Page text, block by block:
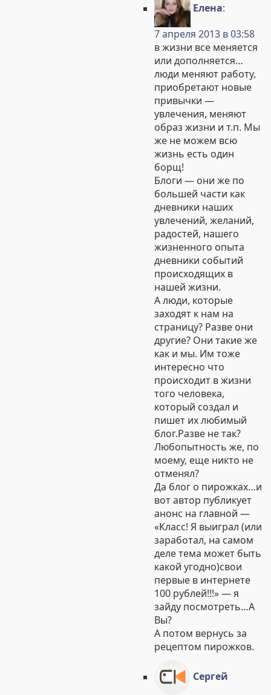
Елена:
7 апреля 2013 в 03:58
в жизни все меняется
или дополняется…
люди меняют работу,
приобретают новые
привычки —
увлечения, меняют
образ жизни и т.п. Мы
же не можем всю
жизнь есть один
борщ!
Блоги — они же по
большей части как
дневники наших
увлечений, желаний,
радостей, нашего
жизненного опыта
дневники событий
происходящих в
нашей жизни.
А люди, которые
заходят к нам на
страницу? Разве они
другие? Они такие же
как и мы. Им тоже
интересно что
происходит в жизни
того человека,
который создал и
пишет их любимый
блог.Разве не так?
Любопытность же, по
моему, еще никто не
отменял?
Да блог о пирожках…и
вот автор публикует
анонс на главной —
«Класс! Я выиграл (или
заработал, на самом
деле тема может быть
какой угодно)свои
первые в интернете
100 рублей!!!» — я
зайду посмотреть…А
Вы?
А потом вернусь за
рецептом пирожков.
Сергей